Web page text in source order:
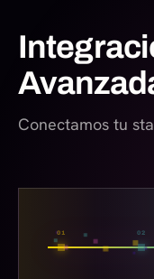
Conectamos tu